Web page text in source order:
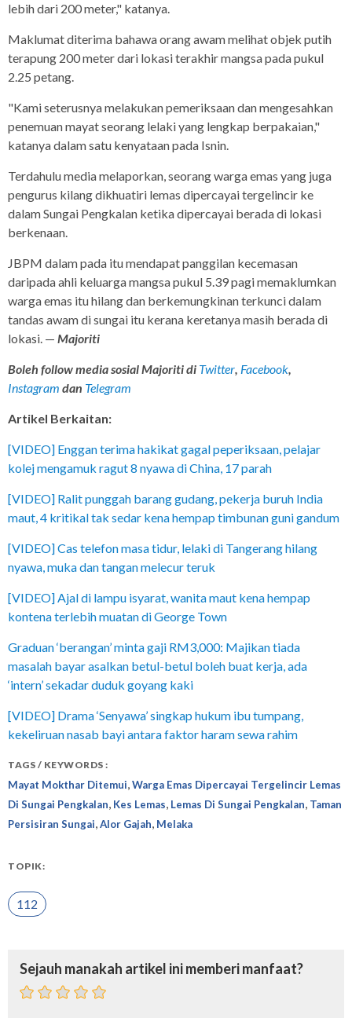
lebih dari 200 meter," katanya.
Maklumat diterima bahawa orang awam melihat objek putih
terapung 200 meter dari lokasi terakhir mangsa pada pukul
2.25 petang.
"Kami seterusnya melakukan pemeriksaan dan mengesahkan
penemuan mayat seorang lelaki yang lengkap berpakaian,"
katanya dalam satu kenyataan pada Isnin.
Terdahulu media melaporkan, seorang warga emas yang juga
pengurus kilang dikhuatiri lemas dipercayai tergelincir ke
dalam Sungai Pengkalan ketika dipercayai berada di lokasi
berkenaan.
JBPM dalam pada itu mendapat panggilan kecemasan
daripada ahli keluarga mangsa pukul 5.39 pagi memaklumkan
warga emas itu hilang dan berkemungkinan terkunci dalam
tandas awam di sungai itu kerana keretanya masih berada di
lokasi. — Majoriti
Boleh follow media sosial Majoriti di Twitter, Facebook,
Instagram dan Telegram
Artikel Berkaitan:
[VIDEO] Enggan terima hakikat gagal peperiksaan, pelajar
kolej mengamuk ragut 8 nyawa di China, 17 parah
[VIDEO] Ralit punggah barang gudang, pekerja buruh India
maut, 4 kritikal tak sedar kena hempap timbunan guni gandum
[VIDEO] Cas telefon masa tidur, lelaki di Tangerang hilang
nyawa, muka dan tangan melecur teruk
[VIDEO] Ajal di lampu isyarat, wanita maut kena hempap
kontena terlebih muatan di George Town
Graduan ‘berangan’ minta gaji RM3,000: Majikan tiada
masalah bayar asalkan betul-betul boleh buat kerja, ada
‘intern’ sekadar duduk goyang kaki
[VIDEO] Drama ‘Senyawa’ singkap hukum ibu tumpang,
kekeliruan nasab bayi antara faktor haram sewa rahim
TAGS / KEYWORDS :
Mayat Mokthar Ditemui,Warga Emas Dipercayai Tergelincir Lemas
Di Sungai Pengkalan, Kes Lemas, Lemas Di Sungai Pengkalan, Taman
Persisiran Sungai,Alor Gajah, Melaka
TOPIK:
112
Sejauh manakah artikel ini memberi manfaat?